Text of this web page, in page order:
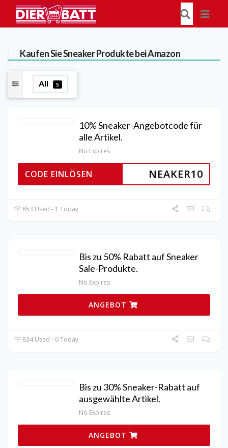
Kaufen Sie Sneaker Produkte bei Amazon
All 5
10% Sneaker-Angebotcode für
alle Artikel.
No Expires
NEAKER10
CODE EINLÖSEN
853 Used - 1 Today
Bis zu 50% Rabatt auf Sneaker
Sale-Produkte.
No Expires
ANGEBOT
834 Used - 0 Today
Bis zu 30% Sneaker-Rabatt auf
ausgewählte Artikel.
No Expires
ANGEBOT